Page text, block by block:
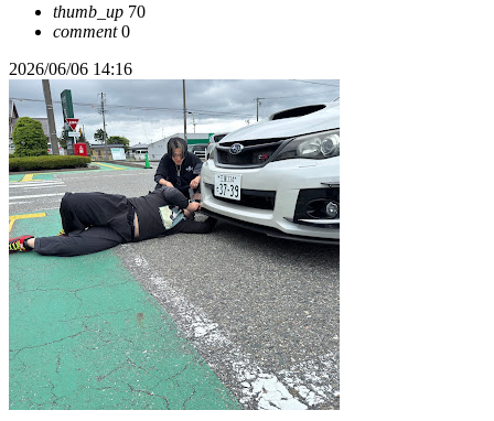
thumb_up 70
comment0
2026/06/06 14:16